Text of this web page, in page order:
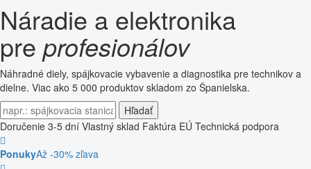
Náradie a elektronika
pre profesionálov
Náhradné diely, spájkovacie vybavenie a diagnostika pre technikov a
dielne. Viac ako 5 000 produktov skladom zo Španielska.
Hľadať
Doručenie 3-5 dní Vlastný sklad Faktúra EÚ Technická podpora
PonukyAž -30% zľava